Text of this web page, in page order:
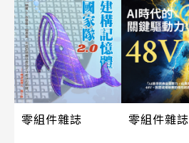
零組件雜誌
零組件雜誌